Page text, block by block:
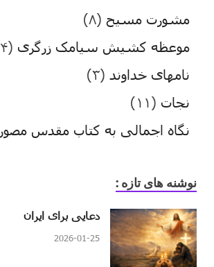
مشورت مسیح (۸)
موعظه کشیش سیامک زرگری (۱۴)
نامهای خداوند (۳)
نجات (۱۱)
نگاه اجمالی به کتاب مقدس مصور
نوشنه های تازه :
دعایی برای ایران
2026-01-25